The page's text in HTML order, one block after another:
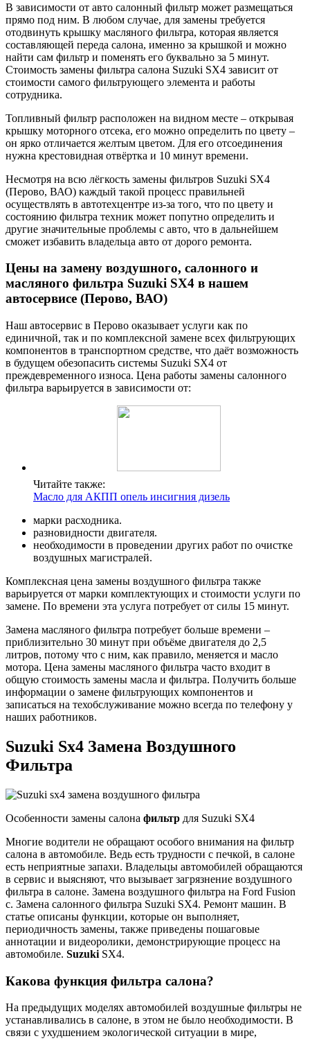
В зависимости от авто салонный фильтр может размещаться
прямо под ним. В любом случае, для замены требуется
отодвинуть крышку масляного фильтра, которая является
составляющей переда салона, именно за крышкой и можно
найти сам фильтр и поменять его буквально за 5 минут.
Стоимость замены фильтра салона Suzuki SX4 зависит от
стоимости самого фильтрующего элемента и работы
сотрудника.
Топливный фильтр расположен на видном месте – открывая
крышку моторного отсека, его можно определить по цвету –
он ярко отличается желтым цветом. Для его отсоединения
нужна крестовидная отвёртка и 10 минут времени.
Несмотря на всю лёгкость замены фильтров Suzuki SX4
(Перово, ВАО) каждый такой процесс правильней
осуществлять в автотехцентре из-за того, что по цвету и
состоянию фильтра техник может попутно определить и
другие значительные проблемы с авто, что в дальнейшем
сможет избавить владельца авто от дорого ремонта.
Цены на замену воздушного, салонного и
масляного фильтра Suzuki SX4 в нашем
автосервисе (Перово, ВАО)
Наш автосервис в Перово оказывает услуги как по
единичной, так и по комплексной замене всех фильтрующих
компонентов в транспортном средстве, что даёт возможность
в будущем обезопасить системы Suzuki SX4 от
преждевременного износа. Цена работы замены салонного
фильтра варьируется в зависимости от:
Читайте также:
Масло для АКПП опель инсигния дизель
марки расходника.
разновидности двигателя.
необходимости в проведении других работ по очистке
воздушных магистралей.
Комплексная цена замены воздушного фильтра также
варьируется от марки комплектующих и стоимости услуги по
замене. По времени эта услуга потребует от силы 15 минут.
Замена масляного фильтра потребует больше времени –
приблизительно 30 минут при объёме двигателя до 2,5
литров, потому что с ним, как правило, меняется и масло
мотора. Цена замены масляного фильтра часто входит в
общую стоимость замены масла и фильтра. Получить больше
информации о замене фильтрующих компонентов и
записаться на техобслуживание можно всегда по телефону у
наших работников.
Suzuki Sx4 Замена Воздушного
Фильтра
Особенности замены салона фильтр для Suzuki SX4
Многие водители не обращают особого внимания на фильтр
салона в автомобиле. Ведь есть трудности с печкой, в салоне
есть неприятные запахи. Владельцы автомобилей обращаются
в сервис и выясняют, что вызывает загрязнение воздушного
фильтра в салоне. Замена воздушного фильтра на Ford Fusion
c. Замена салонного фильтра Suzuki SX4. Ремонт машин. В
статье описаны функции, которые он выполняет,
периодичность замены, также приведены пошаговые
аннотации и видеоролики, демонстрирующие процесс на
автомобиле. Suzuki SX4.
Какова функция фильтра салона?
На предыдущих моделях автомобилей воздушные фильтры не
устанавливались в салоне, в этом не было необходимости. В
связи с ухудшением экологической ситуации в мире,